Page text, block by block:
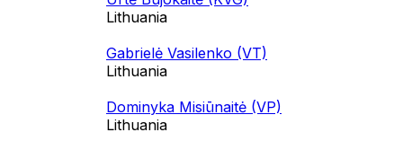
Lithuania
Gabrielė Vasilenko (VT)
Lithuania
Dominyka Misiūnaitė (VP)
Lithuania